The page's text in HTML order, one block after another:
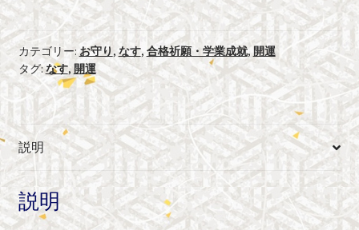
守
り
個
カテゴリー:お守り , なす, 合格祈願・学業成就, 開運
タグ:なす, 開運
説明
説明